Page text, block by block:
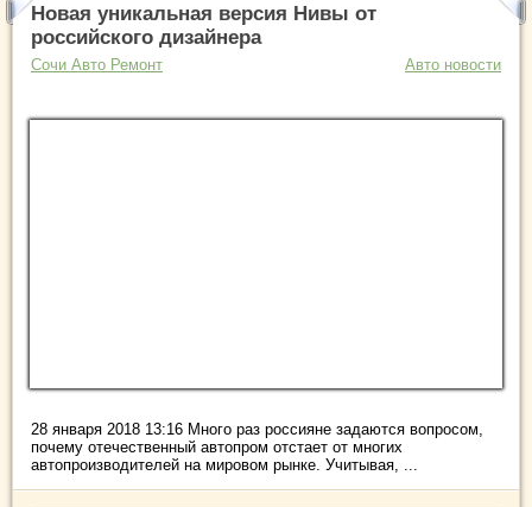
Новая уникальная версия Нивы от
российского дизайнера
Сочи Авто Ремонт Авто новости
28 января 2018 13:16 Много раз россияне задаются вопросом,
почему отечественный автопром отстает от многих
автопроизводителей на мировом рынке. Учитывая, ...